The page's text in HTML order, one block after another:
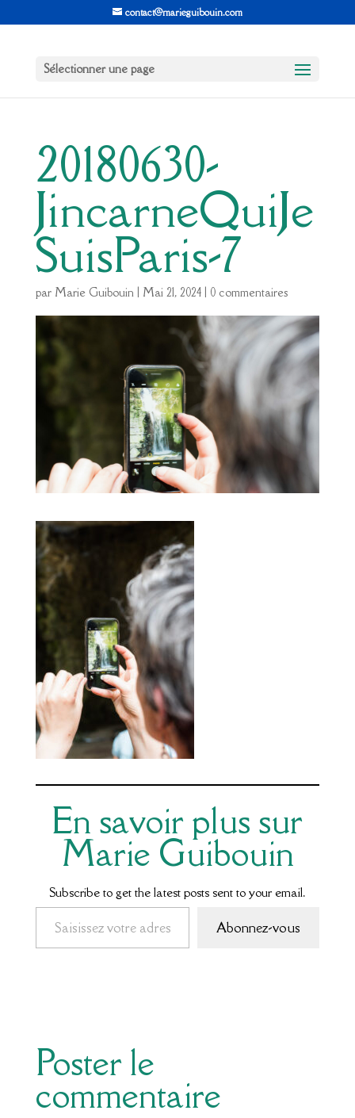
contact@marieguibouin.com
Sélectionner une page
20180630-
JincarneQuiJe
SuisParis-7
par Marie Guibouin| Mai 21, 2024| 0 commentaires
En savoir plus sur
Marie Guibouin
Subscribe to get the latest posts sent to your email.
Saisissez votre adresse e-mail…
Abonnez-vous
Poster le
commentaire